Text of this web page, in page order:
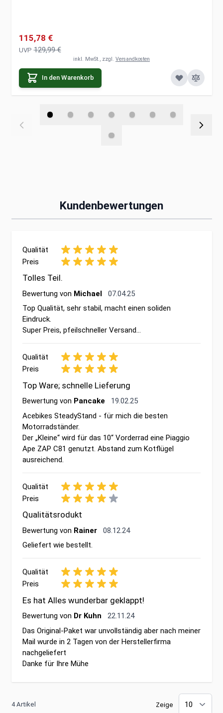
Sonderpreis
115,78 €
UVP 129,99 €
inkl. MwSt., zzgl. Versandkosten
In den Warenkorb
Kundenbewertungen
Qualität
Preis
Tolles Teil.
Bewertung von Michael 7. April 2025
07.04.25
Top Qualität, sehr stabil, macht einen soliden
Eindruck.
Super Preis, pfeilschneller Versand...
Qualität
Preis
Top Ware; schnelle Lieferung
Bewertung von Pancake 19. Februar 2025
19.02.25
Acebikes SteadyStand - für mich die besten
Motorradständer.
Der „Kleine“ wird für das 10“ Vorderrad eine Piaggio
Ape ZAP C81 genutzt. Abstand zum Kotflügel
ausreichend.
Qualität
Preis
Qualitätsrodukt
Bewertung von Rainer 8. Dezember 2024
08.12.24
Geliefert wie bestellt.
Qualität
Preis
Es hat Alles wunderbar geklappt!
Bewertung von Dr Kuhn 22. November 2024
22.11.24
Das Original-Paket war unvollständig aber nach meiner
Mail wurde in 2 Tagen von der Herstellerfirma
nachgeliefert
Danke für Ihre Mühe
4 Artikel Zeige